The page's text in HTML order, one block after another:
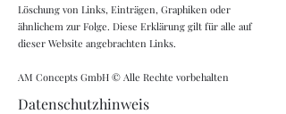
Löschung von Links, Einträgen, Graphiken oder
ähnlichem zur Folge. Diese Erklärung gilt für alle auf
dieser Website angebrachten Links.
AM Concepts GmbH © Alle Rechte vorbehalten
Datenschutzhinweis